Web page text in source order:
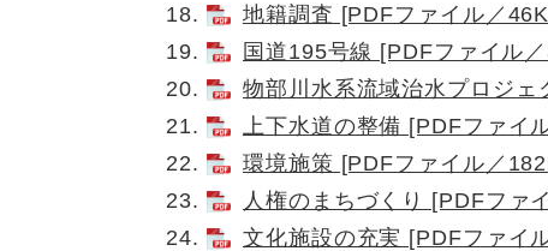
地籍調査 [PDFファイル／
国道195号線 [PDFファイル
物部川水系流域治水プロジ
上下水道の整備 [PDFファイ
環境施策 [PDFファイル／
人権のまちづくり [PDFファ
文化施設の充実 [PDFファイ